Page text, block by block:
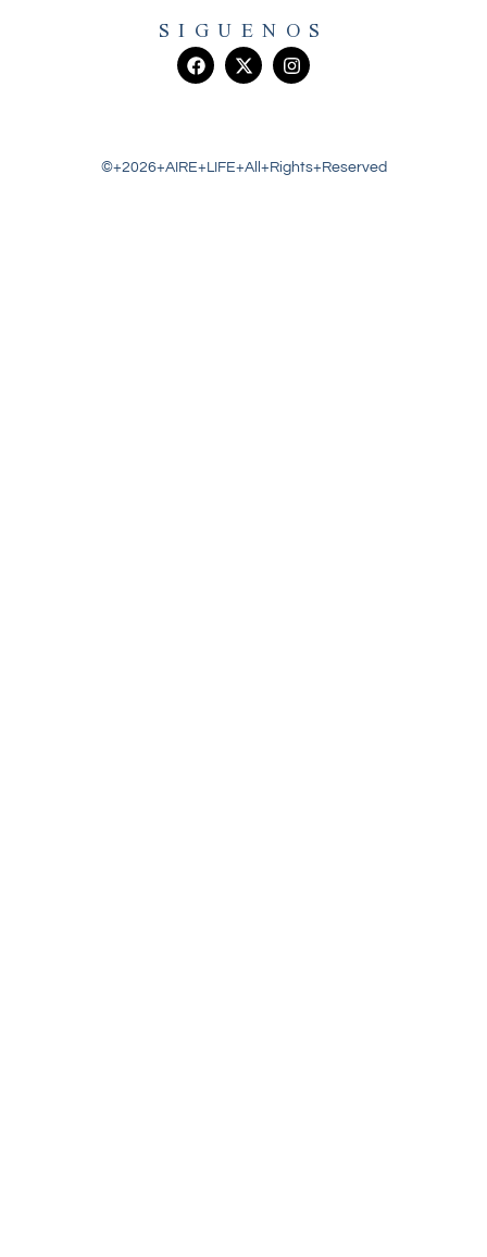
SIGUENOS
©+2026+AIRE+LIFE+All+Rights+Reserved